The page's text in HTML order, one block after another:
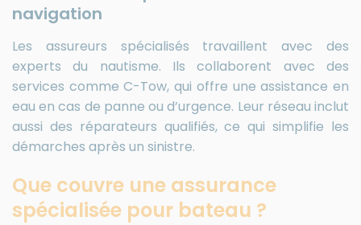
navigation
Les assureurs spécialisés travaillent avec des
experts du nautisme. Ils collaborent avec des
services comme C-Tow, qui offre une assistance en
eau en cas de panne ou d’urgence. Leur réseau inclut
aussi des réparateurs qualifiés, ce qui simplifie les
démarches après un sinistre.
Que couvre une assurance
spécialisée pour bateau ?